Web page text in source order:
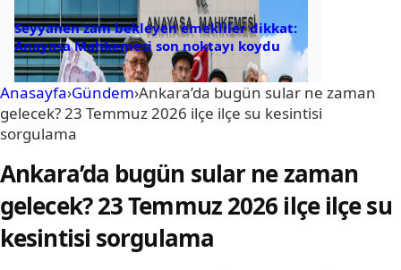
Seyyanen zam bekleyen emekliler dikkat:
Anayasa Mahkemesi son noktayı koydu
Anasayfa›Gündem›Ankara’da bugün sular ne zaman
gelecek? 23 Temmuz 2026 ilçe ilçe su kesintisi
sorgulama
Ankara’da bugün sular ne zaman
gelecek? 23 Temmuz 2026 ilçe ilçe su
kesintisi sorgulama